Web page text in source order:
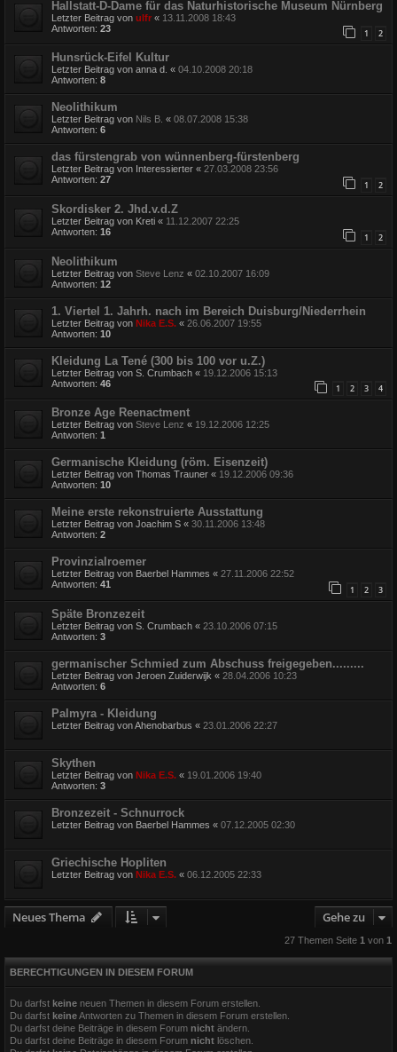
Hallstatt-D-Dame für das Naturhistorische Museum Nürnberg
Letzter Beitrag von ulfr « 13.11.2008 18:43
Antworten: 23 1 2
Hunsrück-Eifel Kultur
Letzter Beitrag von anna d. « 04.10.2008 20:18
Antworten: 8
Neolithikum
Letzter Beitrag von Nils B. « 08.07.2008 15:38
Antworten: 6
das fürstengrab von wünnenberg-fürstenberg
Letzter Beitrag von Interessierter « 27.03.2008 23:56
Antworten: 27 1 2
Skordisker 2. Jhd.v.d.Z
Letzter Beitrag von Kreti « 11.12.2007 22:25
Antworten: 16 1 2
Neolithikum
Letzter Beitrag von Steve Lenz « 02.10.2007 16:09
Antworten: 12
1. Viertel 1. Jahrh. nach im Bereich Duisburg/Niederrhein
Letzter Beitrag von Nika E.S. « 26.06.2007 19:55
Antworten: 10
Kleidung La Tené (300 bis 100 vor u.Z.)
Letzter Beitrag von S. Crumbach « 19.12.2006 15:13
Antworten: 46 1 2 3 4
Bronze Age Reenactment
Letzter Beitrag von Steve Lenz « 19.12.2006 12:25
Antworten: 1
Germanische Kleidung (röm. Eisenzeit)
Letzter Beitrag von Thomas Trauner « 19.12.2006 09:36
Antworten: 10
Meine erste rekonstruierte Ausstattung
Letzter Beitrag von Joachim S « 30.11.2006 13:48
Antworten: 2
Provinzialroemer
Letzter Beitrag von Baerbel Hammes « 27.11.2006 22:52
Antworten: 41 1 2 3
Späte Bronzezeit
Letzter Beitrag von S. Crumbach « 23.10.2006 07:15
Antworten: 3
germanischer Schmied zum Abschuss freigegeben.........
Letzter Beitrag von Jeroen Zuiderwijk « 28.04.2006 10:23
Antworten: 6
Palmyra - Kleidung
Letzter Beitrag vonAhenobarbus « 23.01.2006 22:27
Skythen
Letzter Beitrag von Nika E.S. « 19.01.2006 19:40
Antworten: 3
Bronzezeit - Schnurrock
Letzter Beitrag von Baerbel Hammes « 07.12.2005 02:30
Griechische Hopliten
Letzter Beitrag von Nika E.S. « 06.12.2005 22:33
Neues Thema Gehe zu
27 Themen Seite 1 von 1
BERECHTIGUNGEN IN DIESEM FORUM
Du darfst keine neuen Themen in diesem Forum erstellen.
Du darfst keineAntworten zu Themen in diesem Forum erstellen.
Du darfst deine Beiträge in diesem Forum nicht ändern.
Du darfst deine Beiträge in diesem Forum nicht löschen.